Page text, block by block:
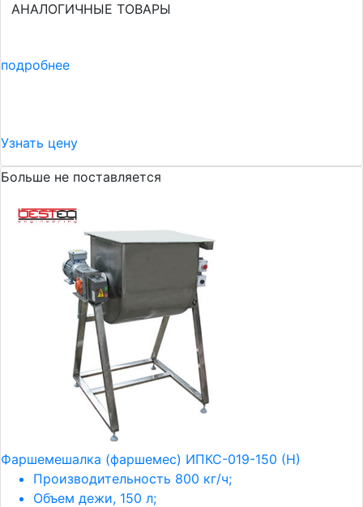
АНАЛОГИЧНЫЕ ТОВАРЫ
подробнее
Узнать цену
Больше не поставляется
Фаршемешалка (фаршемес) ИПКС-019-150 (Н)
Производительность 800 кг/ч;
Объем дежи, 150 л;